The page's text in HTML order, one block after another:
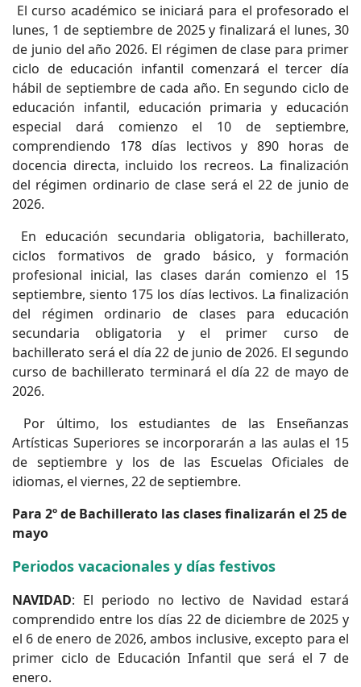
El curso académico se iniciará para el profesorado el
lunes, 1 de septiembre de 2025 y finalizará el lunes, 30
de junio del año 2026. El régimen de clase para primer
ciclo de educación infantil comenzará el tercer día
hábil de septiembre de cada año. En segundo ciclo de
educación infantil, educación primaria y educación
especial dará comienzo el 10 de septiembre,
comprendiendo 178 días lectivos y 890 horas de
docencia directa, incluido los recreos. La finalización
del régimen ordinario de clase será el 22 de junio de
2026.
En educación secundaria obligatoria, bachillerato,
ciclos formativos de grado básico, y formación
profesional inicial, las clases darán comienzo el 15
septiembre, siento 175 los días lectivos. La finalización
del régimen ordinario de clases para educación
secundaria obligatoria y el primer curso de
bachillerato será el día 22 de junio de 2026. El segundo
curso de bachillerato terminará el día 22 de mayo de
2026.
Por último, los estudiantes de las Enseñanzas
Artísticas Superiores se incorporarán a las aulas el 15
de septiembre y los de las Escuelas Oficiales de
idiomas, el viernes, 22 de septiembre.
Para 2º de Bachillerato las clases finalizarán el 25 de
mayo
Periodos vacacionales y días festivos
NAVIDAD: El periodo no lectivo de Navidad estará
comprendido entre los días 22 de diciembre de 2025 y
el 6 de enero de 2026, ambos inclusive, excepto para el
primer ciclo de Educación Infantil que será el 7 de
enero.